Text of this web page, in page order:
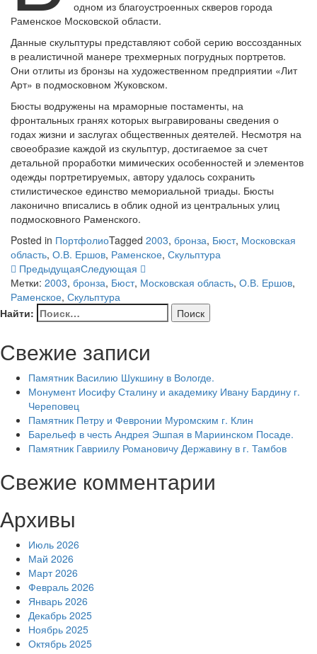
одном из благоустроенных скверов города
Раменское Московской области.
Данные скульптуры представляют собой серию воссозданных
в реалистичной манере трехмерных погрудных портретов.
Они отлиты из бронзы на художественном предприятии «Лит
Арт» в подмосковном Жуковском.
Бюсты водружены на мраморные постаменты, на
фронтальных гранях которых выгравированы сведения о
годах жизни и заслугах общественных деятелей. Несмотря на
своеобразие каждой из скульптур, достигаемое за счет
детальной проработки мимических особенностей и элементов
одежды портретируемых, автору удалось сохранить
стилистическое единство мемориальной триады. Бюсты
лаконично вписались в облик одной из центральных улиц
подмосковного Раменского.
Posted in ПортфолиоTagged 2003, бронза, Бюст, Московская
область, О.В. Ершов, Раменское, Скульптура
ПредыдущаяСледующая
Метки: 2003, бронза, Бюст, Московская область, О.В. Ершов,
Раменское, Скульптура
Найти:
Свежие записи
Памятник Василию Шукшину в Вологде.
Монумент Иосифу Сталину и академику Ивану Бардину г.
Череповец
Памятник Петру и Февронии Муромским г. Клин
Барельеф в честь Андрея Эшпая в Мариинском Посаде.
Памятник Гавриилу Романовичу Державину в г. Тамбов
Свежие комментарии
Архивы
Июль 2026
Май 2026
Март 2026
Февраль 2026
Январь 2026
Декабрь 2025
Ноябрь 2025
Октябрь 2025